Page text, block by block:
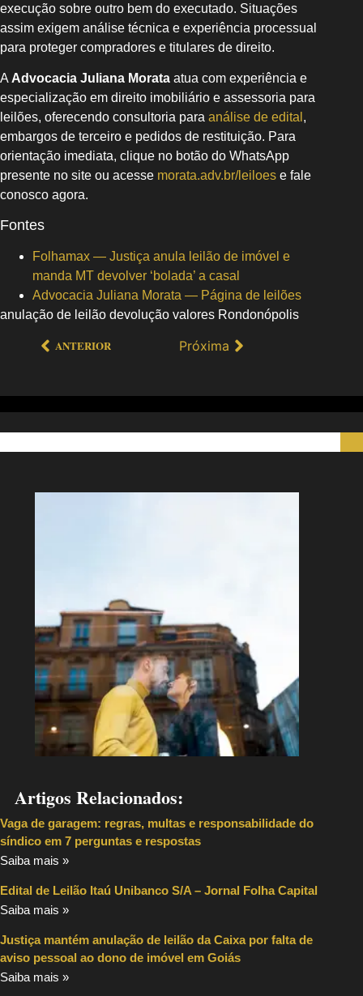
execução sobre outro bem do executado. Situações
assim exigem análise técnica e experiência processual
para proteger compradores e titulares de direito.
A Advocacia Juliana Morata atua com experiência e
especialização em direito imobiliário e assessoria para
leilões, oferecendo consultoria para análise de edital ,
embargos de terceiro e pedidos de restituição. Para
orientação imediata, clique no botão do WhatsApp
presente no site ou acesse morata.adv.br/leiloes e fale
conosco agora.
Fontes
Folhamax — Justiça anula leilão de imóvel e
manda MT devolver ‘bolada’ a casal
Advocacia Juliana Morata — Página de leilões
anulação de leilão devolução valores Rondonópolis
ANTERIOR Próxima
Artigos Relacionados:
Vaga de garagem: regras, multas e responsabilidade do
síndico em 7 perguntas e respostas
Saiba mais »
Edital de Leilão Itaú Unibanco S/A – Jornal Folha Capital
Saiba mais »
Justiça mantém anulação de leilão da Caixa por falta de
aviso pessoal ao dono de imóvel em Goiás
Saiba mais »